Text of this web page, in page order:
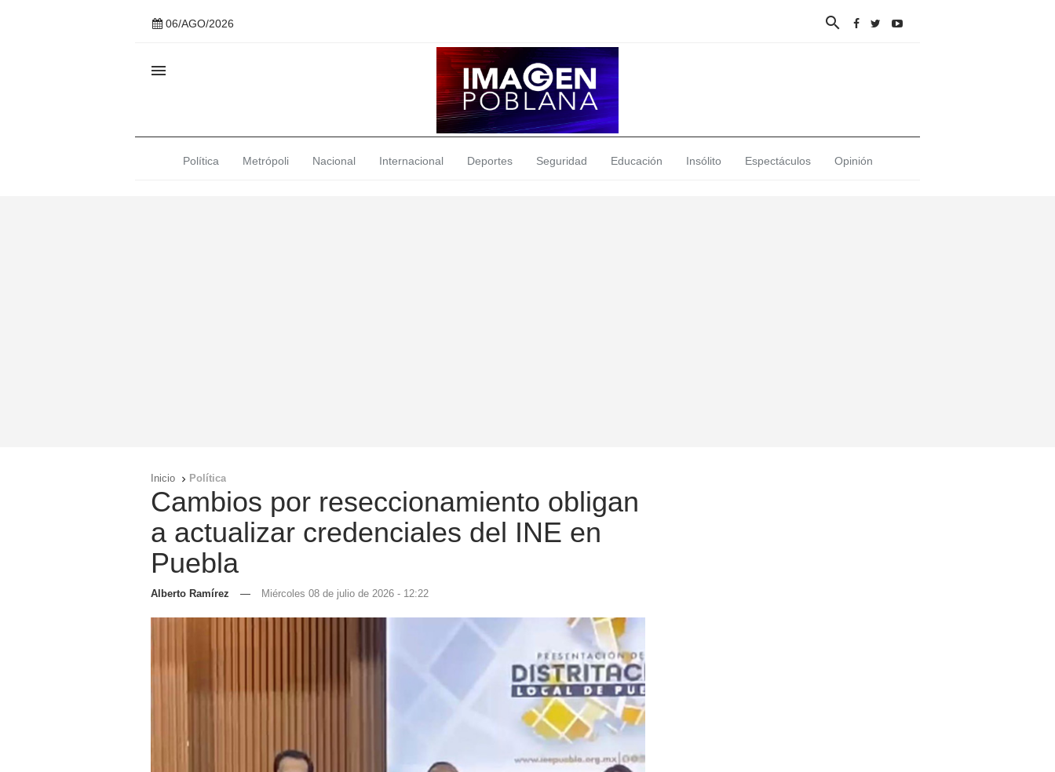
06/AGO/2026 

Política Metrópoli Nacional Internacional Deportes Seguridad Educación Insólito Espectáculos Opinión
Inicio  Política
Cambios por reseccionamiento obligan
a actualizar credenciales del INE en
Puebla
Alberto Ramírez — Miércoles 08 de julio de 2026 - 12:22